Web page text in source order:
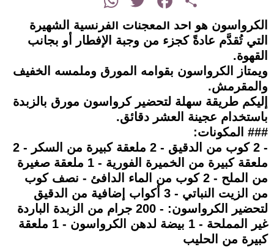
الكرواسون هو أحد المعجنات الفرنسية الشهيرة
التي تُقدَّم عادةً كجزء من وجبة الإفطار أو بجانب
القهوة.
ويمتاز الكرواسون بقوامه المورق وملمسه الخفيف
والمقرمش.
إليكم طريقة سهلة لتحضير كرواسون مورق بالزبدة
باستخدام عجينة العشر دقائق.
### المكونات:
- 2 كوب من الدقيق - 2 ملعقة كبيرة من السكر - 2
ملعقة كبيرة من الخميرة الفورية - 1 ملعقة صغيرة
من الملح - 2 كوب من الماء الدافئ - نصف كوب
من الزيت النباتي - 3 أكواب إضافية من الدقيق
لتحضير الكرواسون: - 200 جرام من الزبدة الباردة
غير المملحة - 1 بيضة لدهن الكرواسون - 1 ملعقة
كبيرة من الحليب